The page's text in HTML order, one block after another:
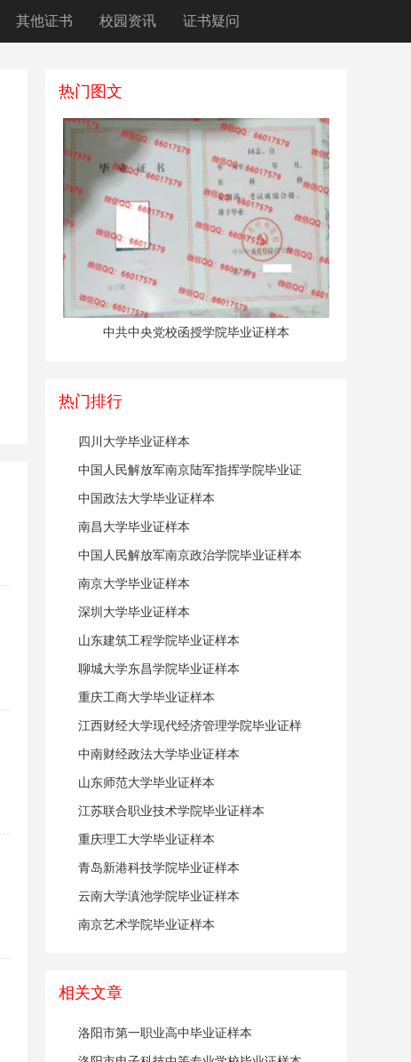
其他证书 校园资讯 证书疑问
热门图文
中共中央党校函授学院毕业证样本
热门排行
四川大学毕业证样本
中国人民解放军南京陆军指挥学院毕业证
样本
中国政法大学毕业证样本
南昌大学毕业证样本
中国人民解放军南京政治学院毕业证样本
南京大学毕业证样本
深圳大学毕业证样本
山东建筑工程学院毕业证样本
聊城大学东昌学院毕业证样本
重庆工商大学毕业证样本
江西财经大学现代经济管理学院毕业证样
本
中南财经政法大学毕业证样本
山东师范大学毕业证样本
江苏联合职业技术学院毕业证样本
重庆理工大学毕业证样本
青岛新港科技学院毕业证样本
云南大学滇池学院毕业证样本
南京艺术学院毕业证样本
相关文章
洛阳市第一职业高中毕业证样本